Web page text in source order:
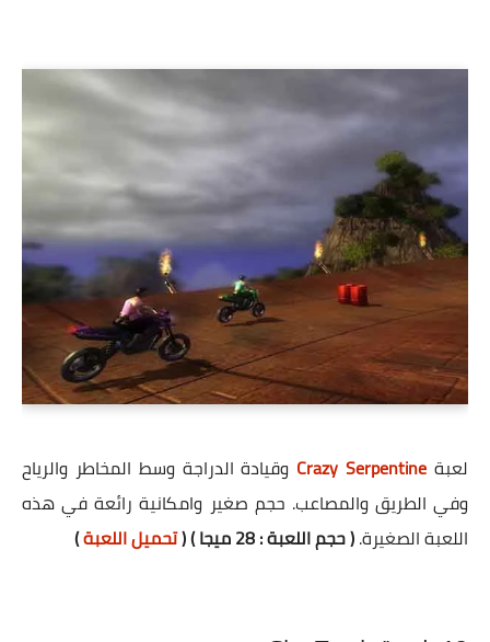
لعبة Crazy Serpentine وقيادة الدراجة وسط المخاطر والرياح
وفي الطريق والمصاعب. حجم صغير وامكانية رائعة في هذه
اللعبة الصغيرة.( حجم اللعبة : 28 ميجا ) ( تحميل اللعبة)